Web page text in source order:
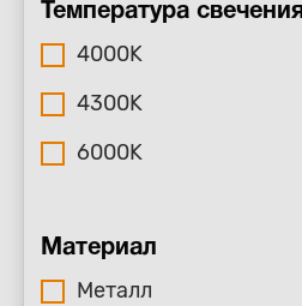
Температура свечения
4000K
4300K
6000K
Материал
Металл